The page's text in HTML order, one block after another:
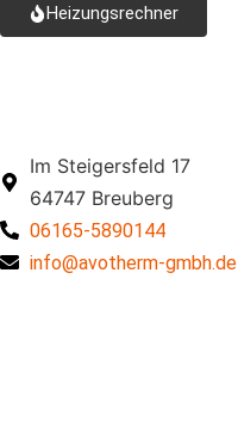
Heizungsrechner
Im Steigersfeld 17
64747 Breuberg
06165-5890144
info@avotherm-gmbh.de